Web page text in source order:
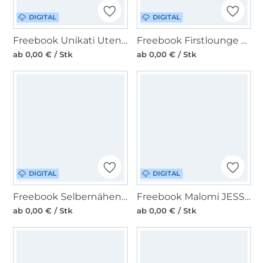
DIGITAL
Freebook Unikati Utensilo Verena
ab 0,00 € / Stk
DIGITAL
Freebook Firstlounge Berlin Mary Rock
ab 0,00 € / Stk
DIGITAL
Freebook Selbernähen.net Spielkartenetui
ab 0,00 € / Stk
DIGITAL
Freebook Malomi JESSbag
ab 0,00 € / Stk